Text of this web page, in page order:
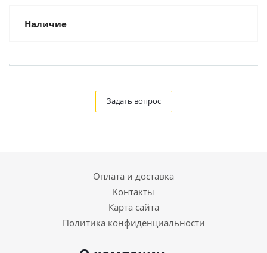
Наличие
Задать вопрос
Оплата и доставка
Контакты
Карта сайта
Политика конфиденциальности